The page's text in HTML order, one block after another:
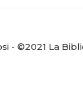
©2021 La